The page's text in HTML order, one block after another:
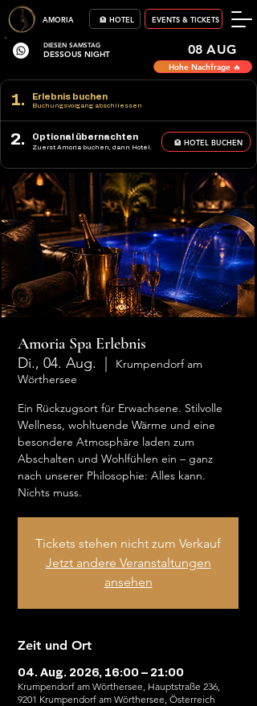
AMORIA 🏨 HOTEL EVENTS & TICKETS
DIESEN SAMSTAG
DESSOUS NIGHT 08 AUG
Hohe Nachfrage 🔥
1. Erlebnis buchen
Buchungsvorgang abschliessen
2. Optional übernachten
Zuerst Amoria buchen, dann Hotel.
🏨 HOTEL BUCHEN
Amoria Spa Erlebnis
Di., 04. Aug.
Krumpendorf am
Wörthersee
Ein Rückzugsort für Erwachsene. Stilvolle
Wellness, wohltuende Wärme und eine
besondere Atmosphäre laden zum
Abschalten und Wohlfühlen ein – ganz
nach unserer Philosophie: Alles kann.
Nichts muss.
Tickets stehen nicht zum Verkauf
Jetzt andere Veranstaltungen
ansehen
Zeit und Ort
04. Aug. 2026, 16:00 – 21:00
Krumpendorf am Wörthersee, Hauptstraße 236,
9201 Krumpendorf am Wörthersee, Österreich